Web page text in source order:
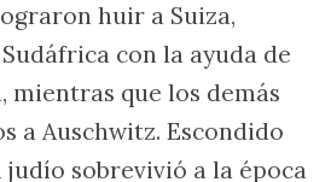
huir a Suiza,
con la ayuda de
mientras que los demás
a Auschwitz. Escondido
judío sobrevivió a la época